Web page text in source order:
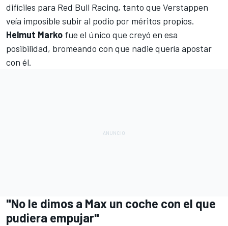
difíciles para Red Bull Racing, tanto que Verstappen
veía imposible subir al podio por méritos propios.
Helmut Marko fue el único que creyó en esa
posibilidad, bromeando con que nadie quería apostar
con él.
"No le dimos a Max un coche con el que
pudiera empujar"